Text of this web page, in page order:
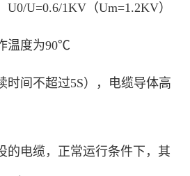
U=0.6/1KV（Um=1.2KV）
温度为90℃
时间不超过5S），电缆导体高
的电缆，正常运行条件下，其